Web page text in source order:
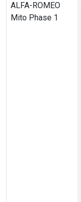
ALFA-ROMEO
Mito Phase 1